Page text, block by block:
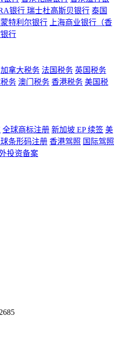
银行 瑞士杜高斯贝银行 泰国
特利尔银行 上海商业银行（香
行
加拿大税务 法国税务 英国税务
务 澳门税务 香港税务 美国税
全球商标注册 新加坡 EP 续签 美
条形码注册 香港驾照 国际驾照
投资备案